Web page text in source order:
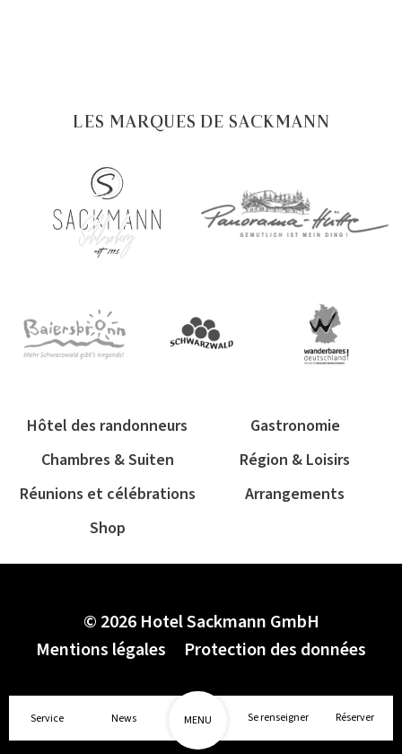
Service News MENU Se renseigner Réserver
1/2
LES MARQUES DE SACKMANN
Hôtel des randonneurs
Gastronomie
Chambres & Suiten
Région & Loisirs
Réunions et célébrations
Arrangements
Shop
© 2026 Hotel Sackmann GmbH
Mentions légales
Protection des données